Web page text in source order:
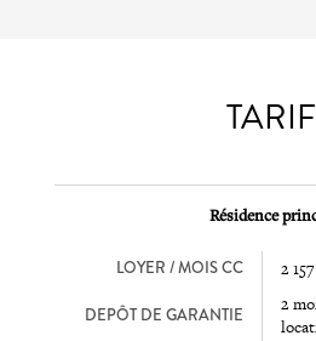
TARIF
Résidence
LOYER / MOIS CC 2
DEPÔT DE GARANTIE
2